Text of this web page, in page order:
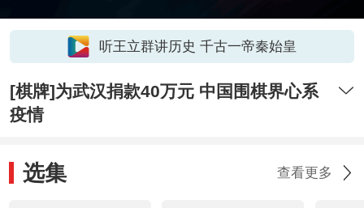
听王立群讲历史 千古一帝秦始皇
[棋牌]为武汉捐款40万元 中国围棋界心系
疫情
选集 查看更多